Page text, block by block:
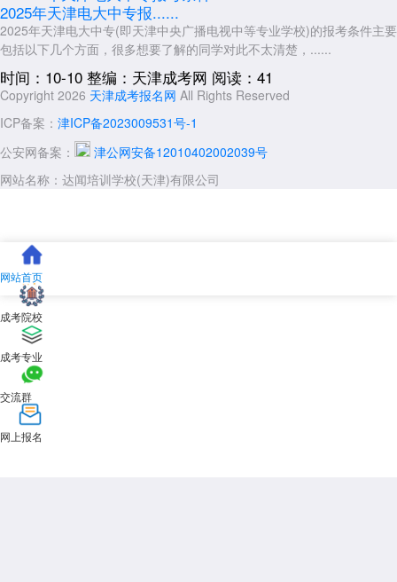
2025年天津电大中专报......
2025年天津电大中专(即天津中央广播电视中等专业学校)的报考条件主要
包括以下几个方面，很多想要了解的同学对此不太清楚，......
时间：10-10 整编：天津成考网 阅读：41
Copyright 2026 天津成考报名网 All Rights Reserved
ICP备案： 津ICP备2023009531号-1
公安网备案：
津公网安备12010402002039号
网站名称：达闻培训学校(天津)有限公司
网站首页
成考院校
成考专业
交流群
网上报名